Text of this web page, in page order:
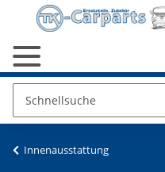
Innenausstattung